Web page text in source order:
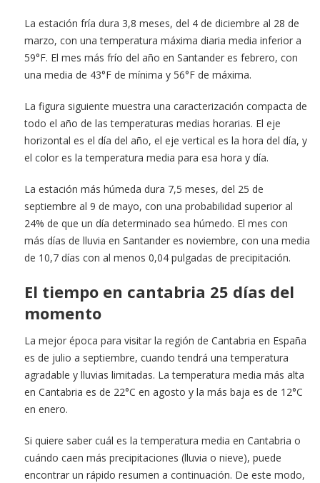
La estación fría dura 3,8 meses, del 4 de diciembre al 28 de
marzo, con una temperatura máxima diaria media inferior a
59°F. El mes más frío del año en Santander es febrero, con
una media de 43°F de mínima y 56°F de máxima.
La figura siguiente muestra una caracterización compacta de
todo el año de las temperaturas medias horarias. El eje
horizontal es el día del año, el eje vertical es la hora del día, y
el color es la temperatura media para esa hora y día.
La estación más húmeda dura 7,5 meses, del 25 de
septiembre al 9 de mayo, con una probabilidad superior al
24% de que un día determinado sea húmedo. El mes con
más días de lluvia en Santander es noviembre, con una media
de 10,7 días con al menos 0,04 pulgadas de precipitación.
El tiempo en cantabria 25 días del
momento
La mejor época para visitar la región de Cantabria en España
es de julio a septiembre, cuando tendrá una temperatura
agradable y lluvias limitadas. La temperatura media más alta
en Cantabria es de 22°C en agosto y la más baja es de 12°C
en enero.
Si quiere saber cuál es la temperatura media en Cantabria o
cuándo caen más precipitaciones (lluvia o nieve), puede
encontrar un rápido resumen a continuación. De este modo,